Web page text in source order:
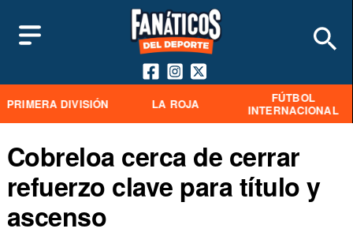
PRIMERA DIVISIÓN LA ROJA
FÚTBOL
INTERNACIONAL
Cobreloa cerca de cerrar
refuerzo clave para título y
ascenso